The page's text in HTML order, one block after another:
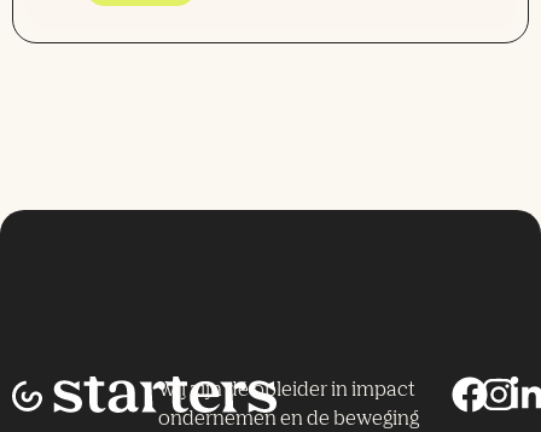
Wij zijn dé opleider in impact
ondernemen en de beweging